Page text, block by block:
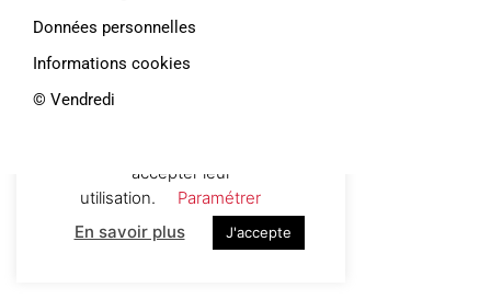
Données personnelles
Informations cookies
©️ Vendredi
Afin de vous proposer des services et
offres personnalisés, AMG Métallerie
accepter leur
utilisation.
Paramétrer
En savoir plus
J'accepte